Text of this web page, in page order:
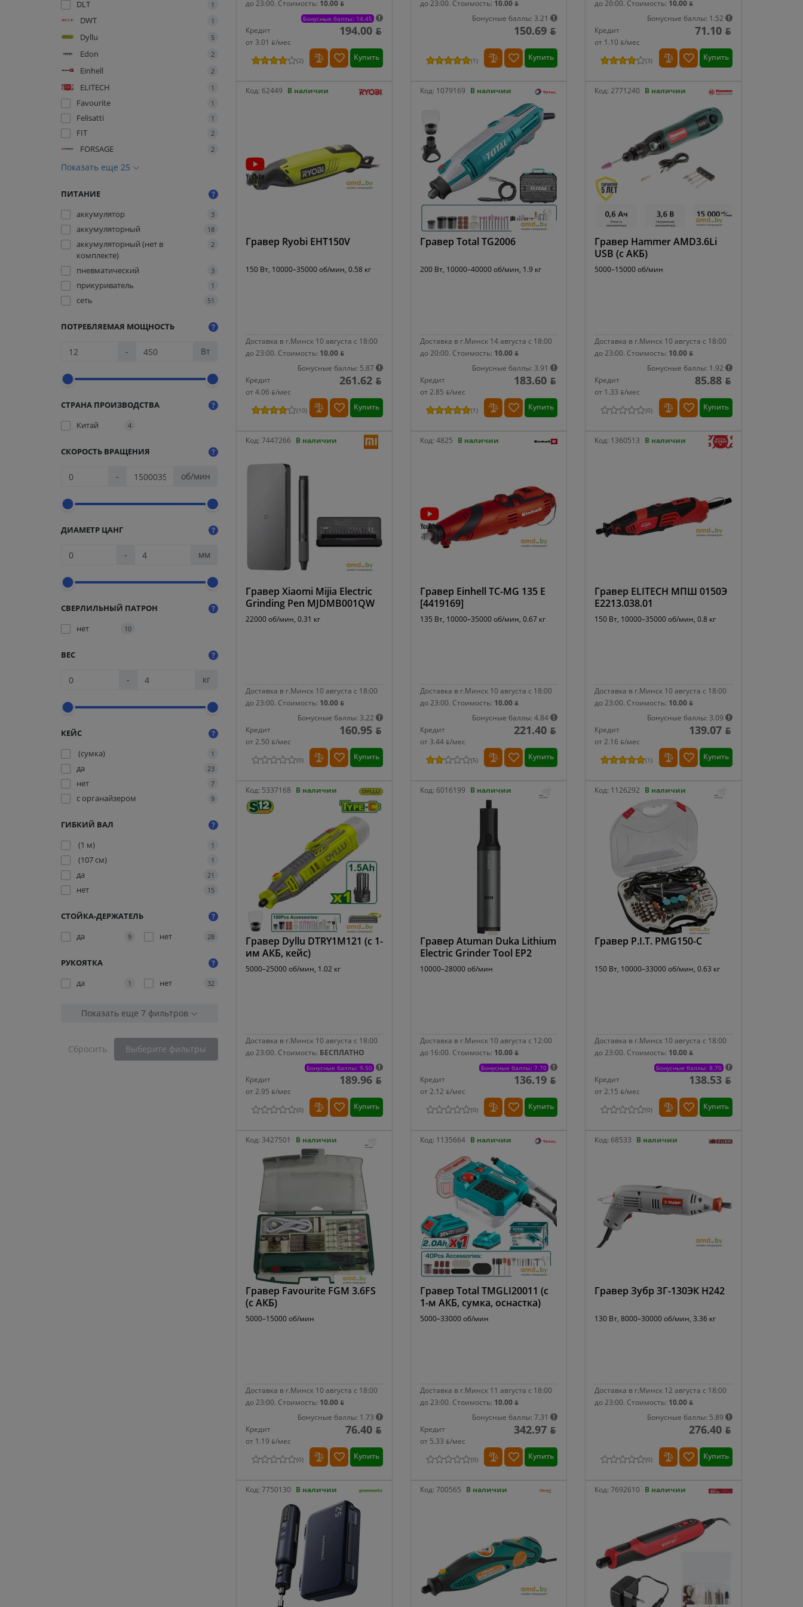
DLT 1
DWT 1
Dyllu 5
Edon 2
Einhell 2
ELITECH 1
Favourite 1
Felisatti 1
FIT 2
FORSAGE 2
Показать еще 25
ПИТАНИЕ
аккумулятор
3
аккумуляторный 18
аккумуляторный (нет в
комплекте)
2
пневматический 3
прикуриватель 1
сеть 51
ПОТРЕБЛЯЕМАЯ МОЩНОСТЬ
- Вт
СТРАНА ПРОИЗВОДСТВА
Китай
4
СКОРОСТЬ ВРАЩЕНИЯ
- об/мин
ДИАМЕТР ЦАНГ
- мм
СВЕРЛИЛЬНЫЙ ПАТРОН
нет
10
ВЕС
- кг
КЕЙС
(сумка)
1
да 23
нет 7
с органайзером 9
ГИБКИЙ ВАЛ
(1 м)
1
(107 см) 1
да 21
нет 15
СТОЙКА-ДЕРЖАТЕЛЬ
да
9 нет 28
РУКОЯТКА
да
1 нет 32
Показать еще 7 фильтров
Сбросить Выберите фильтры
до 23:00. Стоимость: 10.00 ƃ
Бонусные баллы: 14.45
Кредит
от 3.01 ƃ/мec
194.00 ƃ
(2) Купить
до 23:00. Стоимость: 10.00 ƃ
Бонусные баллы: 3.21
150.69 ƃ
(1) Купить
до 20:00. Стоимость: 10.00 ƃ
Бонусные баллы: 1.52
Кредит
от 1.10 ƃ/мec
71.10 ƃ
(3) Купить
Код: 62449 В наличии
Гравер Ryobi EHT150V
150 Вт, 10000–35000 об/мин, 0.58 кг
Доставка в г.Минск 10 августа с 18:00
до 23:00. Стоимость: 10.00 ƃ
Бонусные баллы: 5.87
Кредит
от 4.06 ƃ/мec
261.62 ƃ
(10) Купить
Код: 1079169 В наличии
Гравер Total TG2006
200 Вт, 10000–40000 об/мин, 1.9 кг
Доставка в г.Минск 14 августа с 18:00
до 20:00. Стоимость: 10.00 ƃ
Бонусные баллы: 3.91
Кредит
от 2.85 ƃ/мec
183.60 ƃ
(1) Купить
Код:2771240 В наличии
Гравер Hammer AMD3.6Li
USB (с АКБ)
5000–15000 об/мин
Доставка в г.Минск 10 августа с 18:00
до 23:00. Стоимость: 10.00 ƃ
Бонусные баллы: 1.92
Кредит
от 1.33 ƃ/мec
85.88 ƃ
(0) Купить
Код: 7447266 В наличии
Гравер Xiaomi Mijia Electric
Grinding Pen MJDMB001QW
22000 об/мин, 0.31 кг
Доставка в г.Минск 10 августа с 18:00
до 23:00. Стоимость: 10.00 ƃ
Бонусные баллы: 3.22
Кредит
от 2.50 ƃ/мec
160.95 ƃ
(0) Купить
Код: 4825 В наличии
Гравер Einhell TC-MG 135 E
[4419169]
135 Вт, 10000–35000 об/мин, 0.67 кг
Доставка в г.Минск 10 августа с 18:00
до 23:00. Стоимость: 10.00 ƃ
Бонусные баллы: 4.84
Кредит
от 3.44 ƃ/мec
221.40 ƃ
(5) Купить
Код: 1360513 В наличии
Гравер ELITECH МПШ 0150Э
E2213.038.01
150 Вт, 10000–35000 об/мин, 0.8 кг
Доставка в г.Минск 10 августа с 18:00
до 23:00. Стоимость: 10.00 ƃ
Бонусные баллы: 3.09
Кредит
от 2.16 ƃ/мec
139.07 ƃ
(1) Купить
Код: 5337168 В наличии
Гравер Dyllu DTRY1M121 (с 1-
им АКБ, кейс)
5000–25000 об/мин, 1.02 кг
Доставка в г.Минск 10 августа с 18:00
до 23:00. Стоимость: БЕСПЛАТНО
Бонусные баллы: 9.50
Кредит
от 2.95 ƃ/мec
189.96 ƃ
(0) Купить
Код: 6016199 В наличии
Гравер Atuman Duka Lithium
Electric Grinder Tool EP2
10000–28000 об/мин
Доставка в г.Минск 10 августа с 12:00
до 16:00. Стоимость: 10.00 ƃ
Бонусные баллы: 7.70
Кредит
от 2.12 ƃ/мec
136.19 ƃ
(0) Купить
Код: 1126292 В наличии
Гравер P.I.T. PMG150-C
150 Вт, 10000–33000 об/мин, 0.63 кг
Доставка в г.Минск 10 августа с 18:00
до 23:00. Стоимость: 10.00 ƃ
Бонусные баллы: 8.70
Кредит
от 2.15 ƃ/мec
138.53 ƃ
(0) Купить
Код: 3427501 В наличии
Гравер Favourite FGM 3.6FS
(с АКБ)
5000–15000 об/мин
Доставка в г.Минск 10 августа с 18:00
до 23:00. Стоимость: 10.00 ƃ
Бонусные баллы: 1.73
Кредит
от 1.19 ƃ/мec
76.40 ƃ
(0) Купить
Код: 1135664 В наличии
Гравер Total TMGLI20011 (с
1-м АКБ, сумка, оснастка)
5000–33000 об/мин
Доставка в г.Минск 11 августа с 18:00
до 23:00. Стоимость: 10.00 ƃ
Бонусные баллы: 7.31
Кредит
от 5.33 ƃ/мec
342.97 ƃ
(0) Купить
Код: 68533 В наличии
Гравер Зубр ЗГ-130ЭК H242
130 Вт, 8000–30000 об/мин, 3.36 кг
Доставка в г.Минск 12 августа с 18:00
до 23:00. Стоимость: 10.00 ƃ
Бонусные баллы: 5.89
276.40 ƃ
(0) Купить
Код: 7750130 В наличии Код: 700565 В наличии Код:7692610 В наличии